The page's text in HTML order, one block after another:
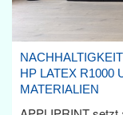
HP LATEX R1000
MATERIALIEN